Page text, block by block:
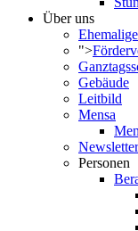
Über uns
Ehemalige
">
Gebäude
Leitbild
Mensa
Newsletter
Personen